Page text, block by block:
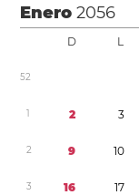
Enero2056
D L
52
1 2 3
2 9 10
3 16 17